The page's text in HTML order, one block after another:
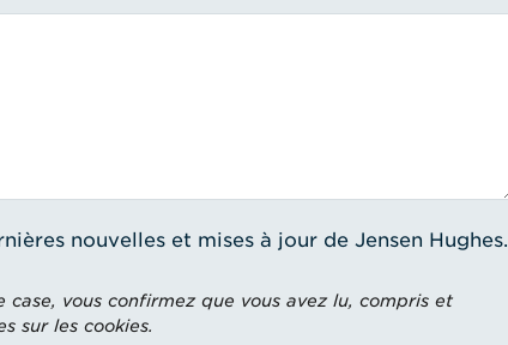
nouvelles et mises à jour de Jensen Hughes.
vous confirmez que vous avez lu, compris et
sur les cookies.